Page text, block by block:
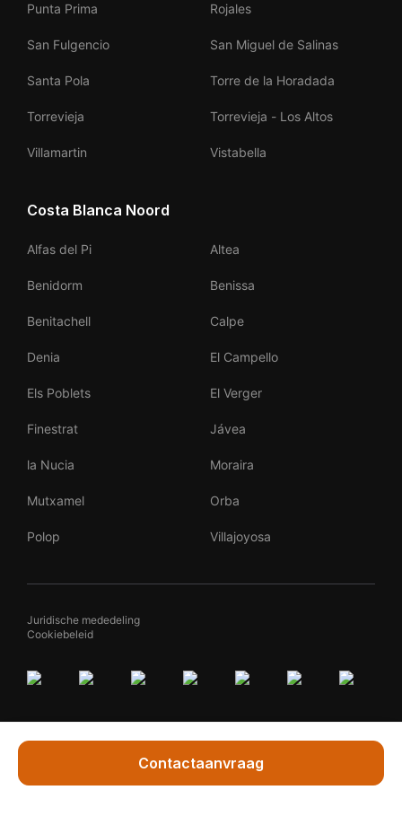
Contactaanvraag
Punta Prima Rojales
San Fulgencio San Miguel de Salinas
Santa Pola Torre de la Horadada
Torrevieja Torrevieja - Los Altos
Villamartin Vistabella
Costa Blanca Noord
Alfas del Pi Altea
Benidorm Benissa
Benitachell Calpe
Denia El Campello
Els Poblets El Verger
Finestrat Jávea
la Nucia Moraira
Mutxamel Orba
Polop Villajoyosa
Juridische mededeling
Cookiebeleid
ByTeqqed